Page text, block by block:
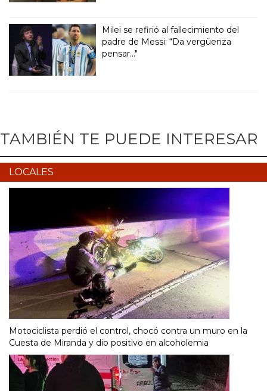
Milei se refirió al fallecimiento del
padre de Messi: “Da vergüenza
pensar..."
TAMBIÉN TE PUEDE INTERESAR
LOCALES
Motociclista perdió el control, chocó contra un muro en la
Cuesta de Miranda y dio positivo en alcoholemia